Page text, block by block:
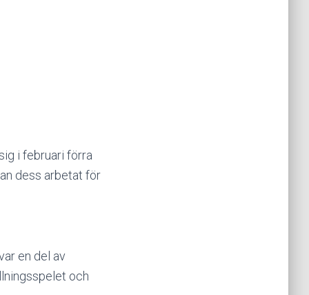
i februari förra
dess arbetat för
en del av
och